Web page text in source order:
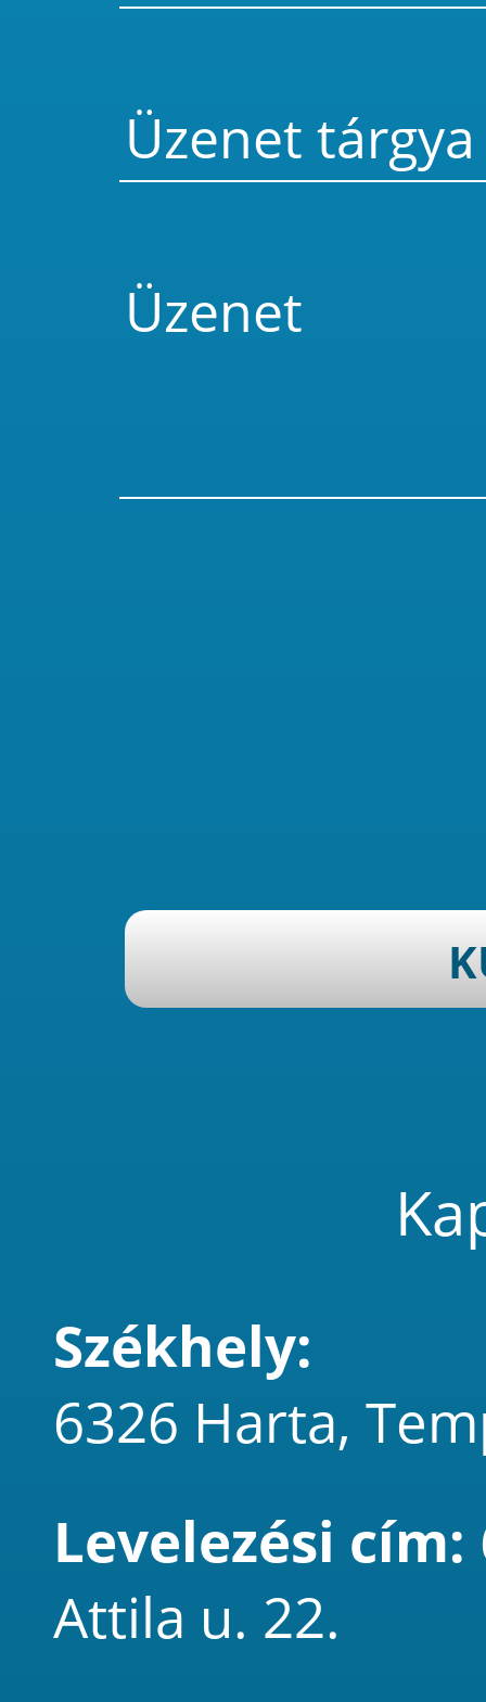
Székhely:
6326 Harta,
Levelezési cím:
Attila u. 22.